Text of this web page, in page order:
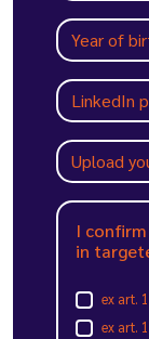
Upload
I
in
ex art.
ex art.